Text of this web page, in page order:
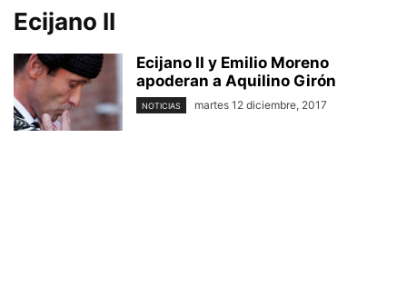
Ecijano II
Ecijano II y Emilio Moreno
apoderan a Aquilino Girón
NOTICIAS martes 12 diciembre, 2017